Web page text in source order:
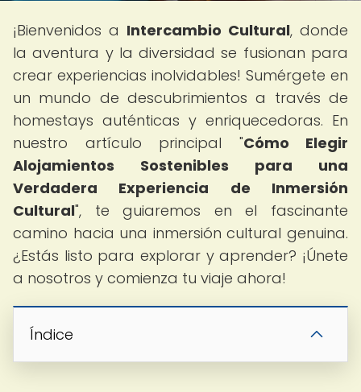
¡Bienvenidos a Intercambio Cultural, donde
la aventura y la diversidad se fusionan para
crear experiencias inolvidables! Sumérgete en
un mundo de descubrimientos a través de
homestays auténticas y enriquecedoras. En
nuestro artículo principal "Cómo Elegir
Alojamientos Sostenibles para una
Verdadera Experiencia de Inmersión
Cultural", te guiaremos en el fascinante
camino hacia una inmersión cultural genuina.
¿Estás listo para explorar y aprender? ¡Únete
a nosotros y comienza tu viaje ahora!
Índice